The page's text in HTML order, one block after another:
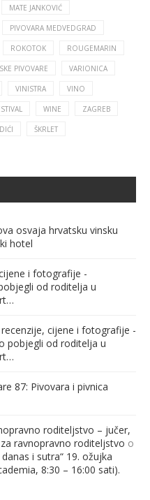
MATE JANKOVIĆ
PIVOVARA MEDVEDGRAD
ROKOTOK ROUGEMARIN
PIVOVARE VARIONICA
VINISTRA VINO
WINE ZAGREB
ŠKRLET
osvaja hrvatsku vinsku
hotel
i fotografije -
od roditelja u
cijene i fotografije -
pobjegli od roditelja u
87: Pivovara i pivnica
roditeljstvo – jučer,
ravnopravno roditeljstvo o
i sutra“ 19. ožujka
8:30 – 16:00 sati).